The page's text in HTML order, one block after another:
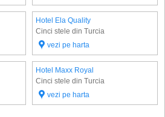
Hotel Ela Quality
Cinci stele din Turcia
vezi pe harta
Hotel Maxx Royal
Cinci stele din Turcia
vezi pe harta